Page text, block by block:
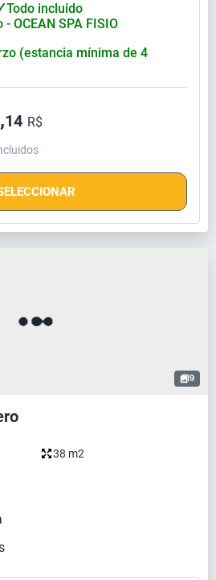
Todo incluido
OCEAN SPA FISIO
(estancia mínima de 4
14 R$
9
38 m2